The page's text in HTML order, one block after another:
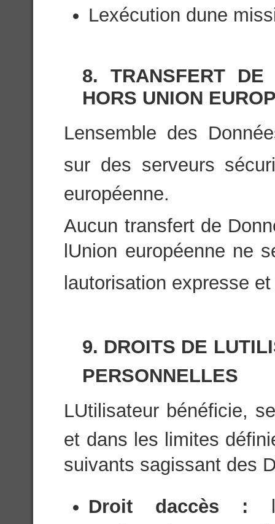
Lexécution dune
8. TRANSFERT DE
HORS UNION
Lensemble des
sur des serveurs
européenne.
Aucun transfert de
lUnion européenne
lautorisation expresse
9. DROITS DE
PERSONNELLES
LUtilisateur bénéficie,
et dans les limites
suivants sagissant des
Droit daccès :